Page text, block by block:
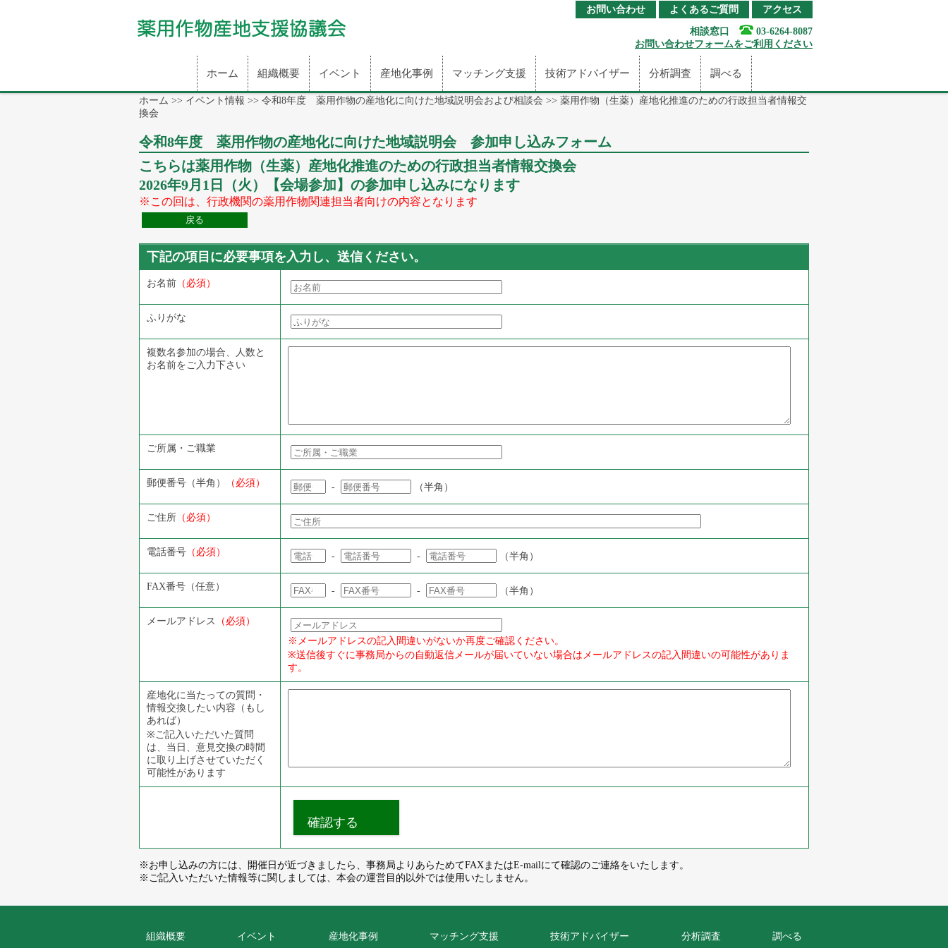
ホーム 組織概要 イベント 産地化事例 マッチング支援 技術アドバイザー 分析調査 調べる
相談窓口
03-6264-8087
お問い合わせフォームをご利用ください
お問い合わせ よくあるご質問 アクセス
ホーム >> イベント情報 >> 令和8年度 薬用作物の産地化に向けた地域説明会および相談会 >> 薬用作物（生薬）産地化推進のための行政担当者情報交
換会
令和8年度 薬用作物の産地化に向けた地域説明会 参加申し込みフォーム
こちらは薬用作物（生薬）産地化推進のための行政担当者情報交換会
2026年9月1日（火）【会場参加】の参加申し込みになります
※この回は、行政機関の薬用作物関連担当者向けの内容となります
下記の項目に必要事項を入力し、送信ください。
お名前 （必須）
ふりがな
複数名参加の場合、人数と
お名前をご入力下さい
ご所属・ご職業
郵便番号（半角） （必須） - （半角）
ご住所 （必須）
電話番号 （必須） - - （半角）
FAX番号（任意） - - （半角）
メールアドレス
（必須）
※メールアドレスの記入間違いがないか再度ご確認ください。
※送信後すぐに事務局からの自動返信メールが届いていない場合はメールアドレスの記入間違いの可能性がありま
す。
産地化に当たっての質問・
情報交換したい内容（もし
あれば）
※ご記入いただいた質問
は、当日、意見交換の時間
に取り上げさせていただく
可能性があります
※お申し込みの方には、開催日が近づきましたら、事務局よりあらためてFAXまたはE-mailにて確認のご連絡をいたします。
※ご記入いただいた情報等に関しましては、本会の運営目的以外では使用いたしません。
組織概要 イベント 産地化事例 マッチング支援 技術アドバイザー 分析調査 調べる